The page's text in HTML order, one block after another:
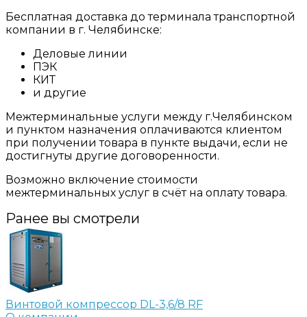
Бесплатная доставка до терминала транспортной
компании в г. Челябинске:
Деловые линии
ПЭК
КИТ
и другие
Межтерминальные услуги между г.Челябинском
и пунктом назначения оплачиваются клиентом
при получении товара в пункте выдачи, если не
достигнуты другие договоренности.
Возможно включение стоимости
межтерминальных услуг в счёт на оплату товара.
Ранее вы смотрели
Винтовой компрессор DL-3,6/8 RF